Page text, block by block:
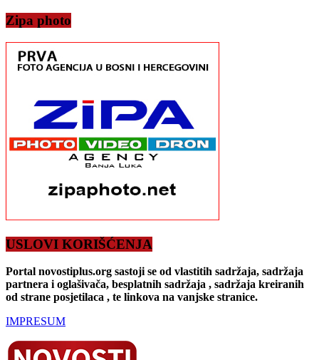
Zipa photo
USLOVI KORIŠĆENJA
Portal novostiplus.org sastoji se od vlastitih sadržaja, sadržaja
partnera i oglašivača, besplatnih sadržaja , sadržaja kreiranih
od strane posjetilaca , te linkova na vanjske stranice.
IMPRESUM